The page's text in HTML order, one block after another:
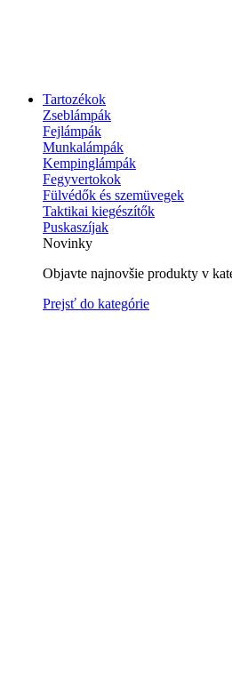
Tartozékok
Zseblámpák
Fejlámpák
Munkalámpák
Kempinglámpák
Fegyvertokok
Fülvédők és szemüvegek
Taktikai kiegészítők
Puskaszíjak
Novinky
Objavte najnovšie produkty v
Prejsť do kategórie